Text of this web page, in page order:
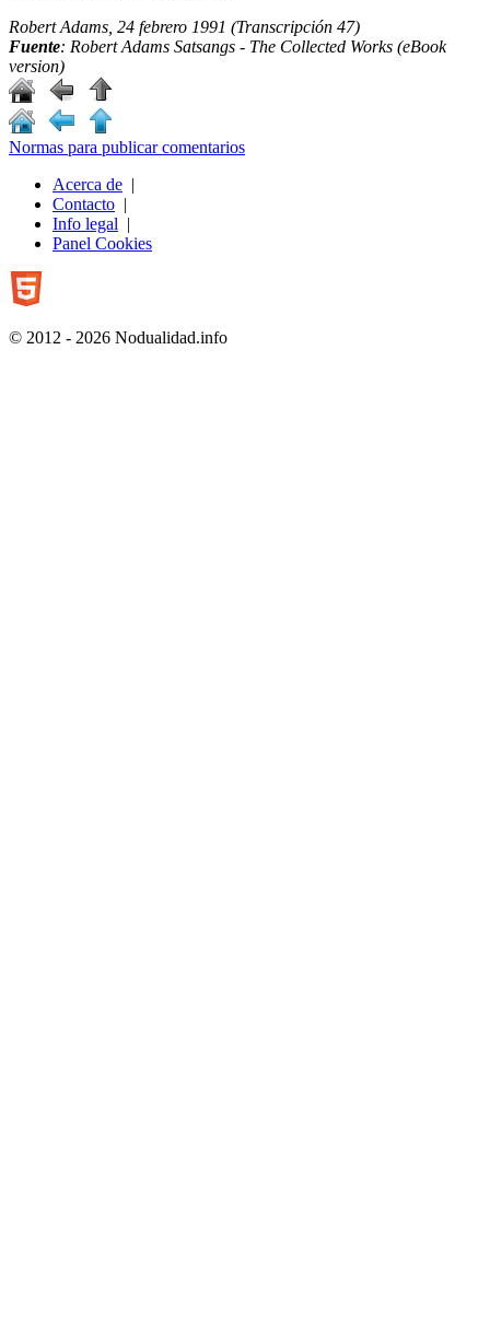
Robert Adams, 24 febrero 1991 (Transcripción 47)
Fuente: Robert Adams Satsangs - The Collected Works (eBook
version)
Normas para publicar comentarios
Acerca de |
Contacto |
Info legal |
Panel Cookies
© 2012 - 2026 Nodualidad.info